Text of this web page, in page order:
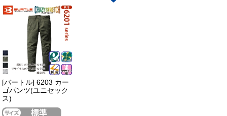
[バートル] 6203 カー
ゴパンツ(ユニセック
ス)